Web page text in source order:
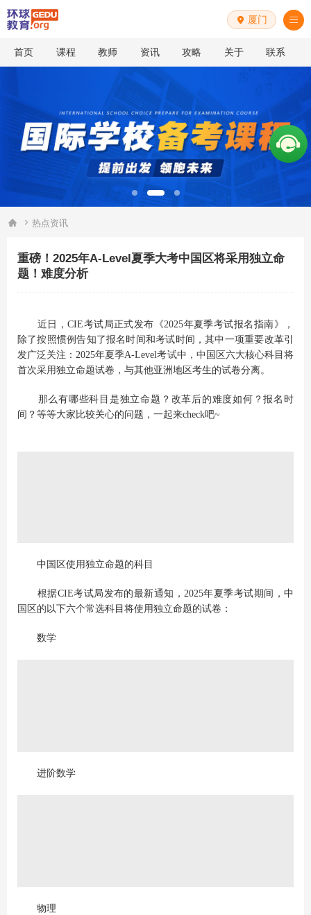
 厦门 
首页 课程 教师 资讯 攻略 关于 联系
  热点资讯
重磅！2025年A-Level夏季大考中国区将采用独立命
题！难度分析
近日，CIE考试局正式发布《2025年夏季考试报名指南》，
除了按照惯例告知了报名时间和考试时间，其中一项重要改革引
发广泛关注：2025年夏季A-Level考试中，中国区六大核心科目将
首次采用独立命题试卷，与其他亚洲地区考生的试卷分离。
那么有哪些科目是独立命题？改革后的难度如何？报名时
间？等等大家比较关心的问题，一起来check吧~
中国区使用独立命题的科目
根据CIE考试局发布的最新通知，2025年夏季考试期间，中
国区的以下六个常选科目将使用独立命题的试卷：
数学
进阶数学
物理